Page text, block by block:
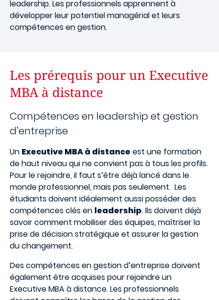
leadership. Les professionnels apprennent à
développer leur potentiel managérial et leurs
compétences en gestion.
Les prérequis pour un Executive
MBA à distance
Compétences en leadership et gestion
d’entreprise
Un Executive MBA à distance est une formation
de haut niveau qui ne convient pas à tous les profils.
Pour le rejoindre, il faut s’être déjà lancé dans le
monde professionnel, mais pas seulement. Les
étudiants doivent idéalement aussi posséder des
compétences clés en leadership. Ils doivent déjà
savoir comment mobiliser des équipes, maîtriser la
prise de décision stratégique et assurer la gestion
du changement.
Des compétences en gestion d’entreprise doivent
également être acquises pour rejoindre un
Executive MBA à distance. Les professionnels